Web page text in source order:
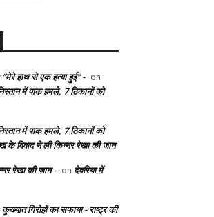
हाथ से एक हत्या हुई” - on
में पाक हमले, 7 ठिकानों को
में पाक हमले, 7 ठिकानों को
के विवाद ने ली किन्नर रेखा की जान
रेखा की जान - on देवरिया में
गिरोहों का सफाया - राष्ट्र की